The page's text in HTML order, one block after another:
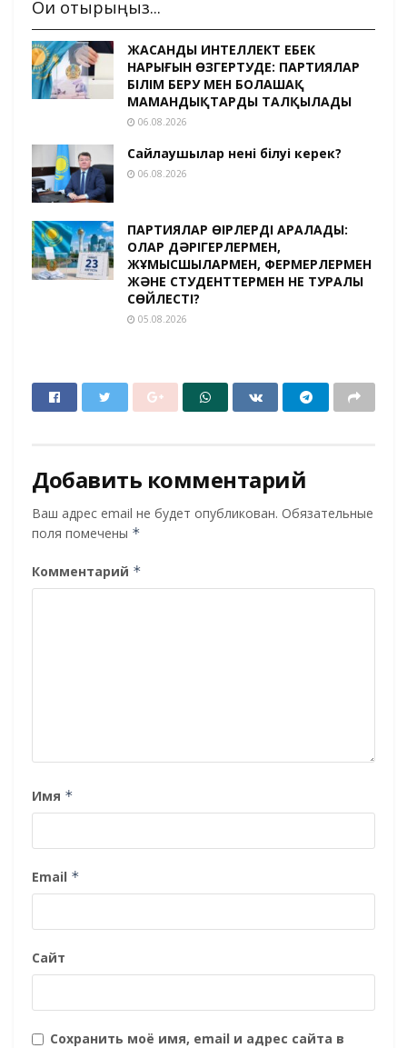
Оқи отырыңыз...
ЖАСАНДЫ ИНТЕЛЛЕКТ ЕҢБЕК
НАРЫҒЫН ӨЗГЕРТУДЕ: ПАРТИЯЛАР
БІЛІМ БЕРУ МЕН БОЛАШАҚ
МАМАНДЫҚТАРДЫ ТАЛҚЫЛАДЫ
06.08.2026
Сайлаушылар нені білуі керек?
06.08.2026
ПАРТИЯЛАР ӨҢІРЛЕРДІ АРАЛАДЫ:
ОЛАР ДӘРІГЕРЛЕРМЕН,
ЖҰМЫСШЫЛАРМЕН, ФЕРМЕРЛЕРМЕН
ЖӘНЕ СТУДЕНТТЕРМЕН НЕ ТУРАЛЫ
СӨЙЛЕСТІ?
05.08.2026
Добавить комментарий
Ваш адрес email не будет опубликован. Обязательные
поля помечены *
Комментарий *
Имя *
Email *
Сайт
Сохранить моё имя, email и адрес сайта в